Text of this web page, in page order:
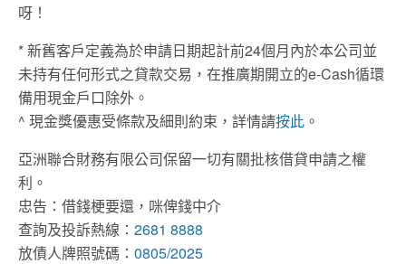
呀！
* 新舊客戶定義為於申請日期起計前24個月內於本公司並
未持有任何形式之貸款交易，在推廣期開立的e-Cash循環
備用現金戶口除外。
^ 現金獎優惠受條款及細則約束，詳情請按此 。
亞洲聯合財務有限公司保留一切有關批核借貸申請之權
利。
忠告：借錢梗要還，咪俾錢中介
查詢及投訴熱線： 2681 8888
放債人牌照號碼： 0805/2025